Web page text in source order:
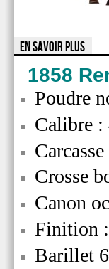
EN SAVOIR PLUS
1858
Poudre
Calibre :
Crosse
Canon
Finition
Barillet